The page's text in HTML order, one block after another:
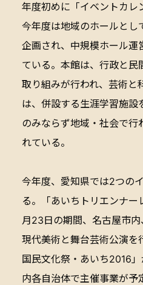
年度初めに「イベントカレ
今年度は地域のホールとし
企画され、中規模ホール運
ている。本館は、行政と民
取り組みが行われ、芸術と
は、併設する生涯学習施設
のみならず地域・社会で行
れている。
今年度、愛知県では2つの
る。「あいちトリエンナー
月23日の期間、名古屋市
現代美術と舞台芸術公演を
国民文化祭・あいち2016
内各自治体で主催事業が予